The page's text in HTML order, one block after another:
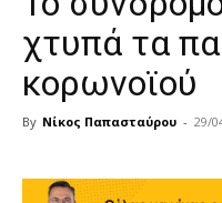
χτυπά τα
κορωνοϊού
By Νίκος Παπασταύρου - 29/